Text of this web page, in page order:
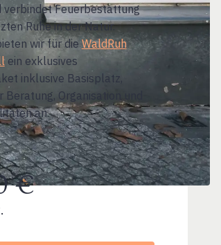
verbindet Feuerbestattung
Ruhe in der Natur.
wir für die WaldRuh
ein exklusives
inklusive Basisplatz,
Beratung, Organisation und
an.
€